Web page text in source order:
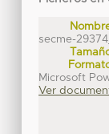
secme-
Microsoft
Ver